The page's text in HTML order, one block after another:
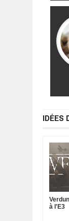
IDÉES
à l'E3